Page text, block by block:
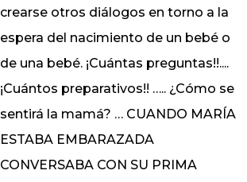
crearse otros diálogos en torno a la
espera del nacimiento de un bebé o
de una bebé. ¡Cuántas preguntas!!....
¡Cuántos preparativos!! ….. ¿Cómo se
sentirá la mamá? … CUANDO MARÍA
ESTABA EMBARAZADA
CONVERSABA CON SU PRIMA